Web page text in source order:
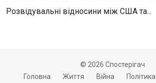
Розвідувальні відносини між США та...
© 2026 Спостерігач
Головна
Життя Війна Політика